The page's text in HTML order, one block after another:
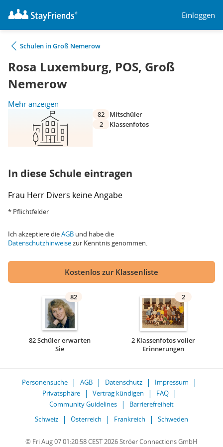
Einloggen
Schulen in Groß Nemerow
Rosa Luxemburg, POS, Groß
Nemerow
Mehr anzeigen
82
Mitschüler
2
Klassenfotos
In diese Schule eintragen
Frau Herr Divers keine Angabe
* Pflichtfelder
Ich akzeptiere dieAGB und habe die
Datenschutzhinweisezur Kenntnis genommen.
Kostenlos zur Klassenliste
82
82 Schüler erwarten
Sie
2
2 Klassenfotos voller
Erinnerungen
Personensuche AGB Datenschutz
Impressum
Privatsphäre
Vertrag kündigen
FAQ
Community Guidelines
Barrierefreiheit
Schweiz
Österreich Frankreich Schweden
© Fri Aug 07 01:20:58 CEST 2026 Ströer Connections GmbH